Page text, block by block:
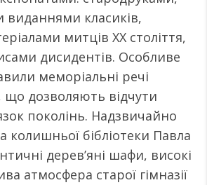
класиків,
митців XX століття,
дисидентів. Особливе
меморіальні речі
що дозволяють відчути
поколінь. Надзвичайно
колишньої бібліотеки Павла
дерев’яні шафи, високі
атмосфера старої гімназії